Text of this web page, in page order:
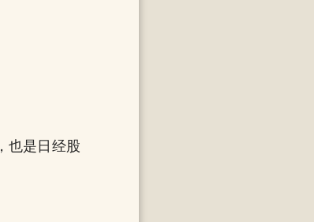
也是日经股